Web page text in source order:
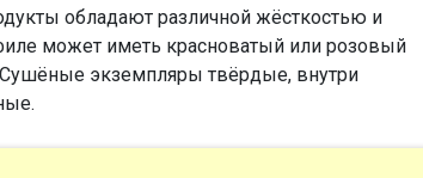
обладают различной жёсткостью и
может иметь красноватый или розовый
экземпляры твёрдые, внутри